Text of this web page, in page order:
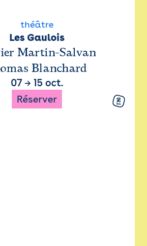
théâtre
Les Gaulois
Martin-Salvan
Blanchard
07→ 15 oct.
Réserver